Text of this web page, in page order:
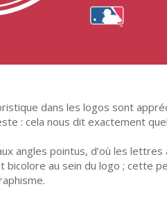
dans les logos sont
: cela nous dit exactement
angles pointus, d’où les
bicolore au sein du logo ; cette